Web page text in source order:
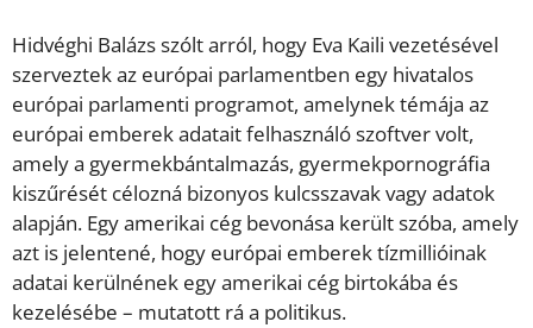
Hidvéghi Balázs szólt arról, hogy Eva Kaili vezetésével
szerveztek az európai parlamentben egy hivatalos
európai parlamenti programot, amelynek témája az
európai emberek adatait felhasználó szoftver volt,
amely a gyermekbántalmazás, gyermekpornográfia
kiszűrését célozná bizonyos kulcsszavak vagy adatok
alapján. Egy amerikai cég bevonása került szóba, amely
azt is jelentené, hogy európai emberek tízmillióinak
adatai kerülnének egy amerikai cég birtokába és
kezelésébe – mutatott rá a politikus.